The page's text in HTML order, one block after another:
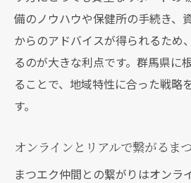
備のノウハウや保健所の手続き、
からのアドバイスが得られるため
るのが大きな利点です。群馬県に
ることで、地域特性に合った戦略
す。
オンラインとリアルで繋がるま
まつエク仲間との繋がりはオンラ